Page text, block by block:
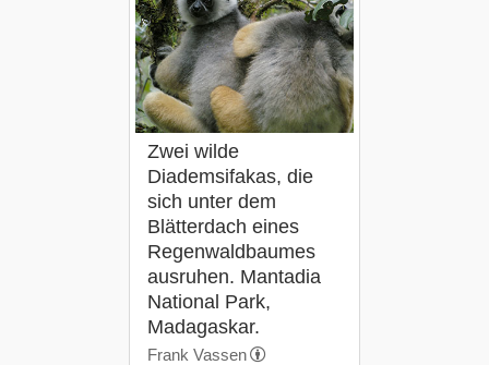
Zwei wilde
Diademsifakas, die
sich unter dem
Blätterdach eines
Regenwaldbaumes
ausruhen. Mantadia
National Park,
Madagaskar.
Frank Vassen